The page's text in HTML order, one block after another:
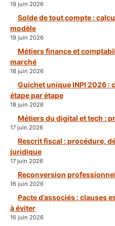
19 juin 2026
Solde de tout compte :
modèle
19 juin 2026
Métiers finance et
marché
18 juin 2026
Guichet unique INPI 2026 :
étape par étape
18 juin 2026
Métiers du digital et tech :
17 juin 2026
Rescrit fiscal : procédure,
juridique
17 juin 2026
Reconversion
16 juin 2026
Pacte d’associés : clauses
à éviter
16 juin 2026